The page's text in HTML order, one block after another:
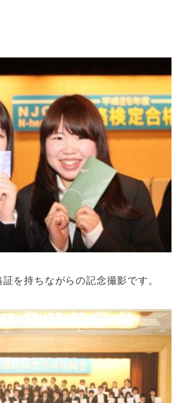
を持ちながらの記念撮影です。